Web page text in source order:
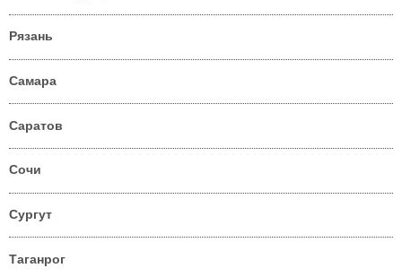
Рязань
Самара
Саратов
Сочи
Сургут
Таганрог